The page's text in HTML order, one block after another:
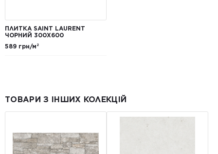
ПЛИТКА SAINT LAURENT
ЧОРНИЙ 300X600
589 грн/м²
ТОВАРИ З ІНШИХ КОЛЕКЦІЙ